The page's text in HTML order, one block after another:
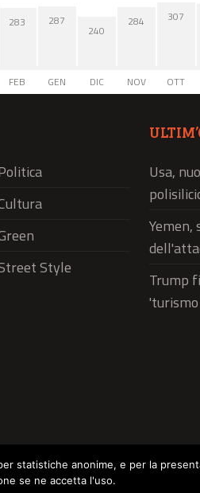
283
FEB
287
GEN
240
DIC
284
NOV
307
OTT
Style
Usa,
Yemen,
Trump
statistiche anonime, e per la
se ne accetta l'uso.